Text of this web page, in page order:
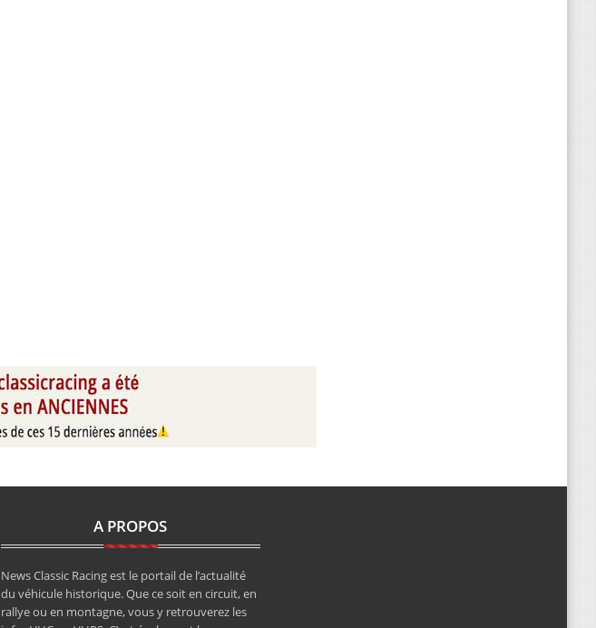
A PROPOS
News Classic Racing est le portail de l’actualité
du véhicule historique. Que ce soit en circuit, en
rallye ou en montagne, vous y retrouverez les